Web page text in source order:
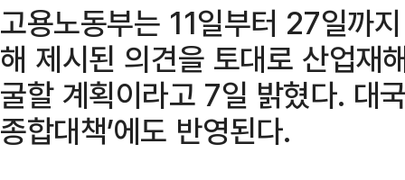
고용노동부는 11일부터 27일까
해 제시된 의견을 토대로 산업재
굴할 계획이라고 7일 밝혔다. 대
종합대책’에도 반영된다.